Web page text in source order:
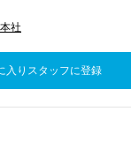
社
入りスタッフに登録